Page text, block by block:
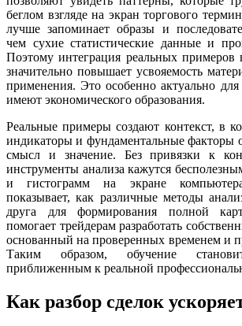
беглом взгляде на экран торгового
лучше запоминает образы и
чем сухие статистические данные и
Поэтому интеграция реальных примеров
значительно повышает усвояемость
применения. Это особенно актуально
имеют экономического образования.
Реальные примеры создают контекст, в
индикаторы и фундаментальные факторы
смысл и значение. Без привязки к
инструменты анализа кажутся
и гистограмм на экране
показывает, как различные методы
друга для формирования полной
помогает трейдерам разработать
основанный на проверенных временем и
Таким образом, обучение
приближенным к реальной
Как разбор сделок